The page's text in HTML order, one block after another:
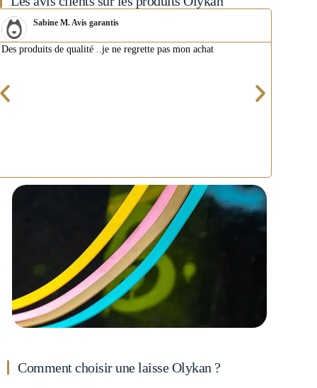
Sabine M. Avis garantis
Des produits de qualité ..je ne regrette pas mon achat
Comment choisir une laisse Olykan ?